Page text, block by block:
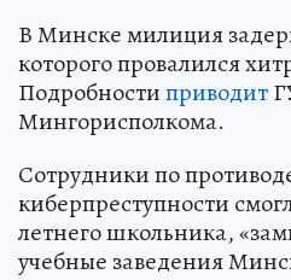
В Минске милиция
которого провалился
Подробностиприводит
Мингорисполкома.
Сотрудники по
киберпреступности
летнего школьника,
учебные заведения